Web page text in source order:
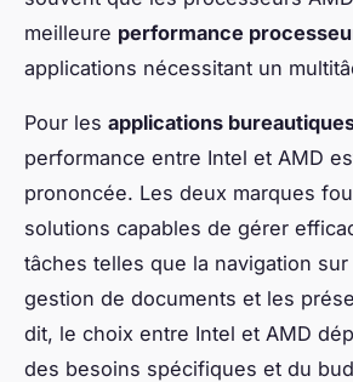
meilleure performance
applications nécessitant un
Pour les applications
performance entre Intel et AMD
prononcée. Les deux marques
solutions capables de gérer
tâches telles que la navigation sur
gestion de documents et les
dit, le choix entre Intel et AMD
des besoins spécifiques et du